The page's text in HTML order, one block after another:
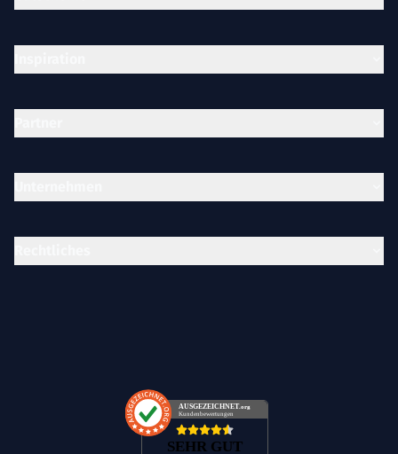
AUSGEZEICHNET .org
Kundenbewertungen
SEHR GUT